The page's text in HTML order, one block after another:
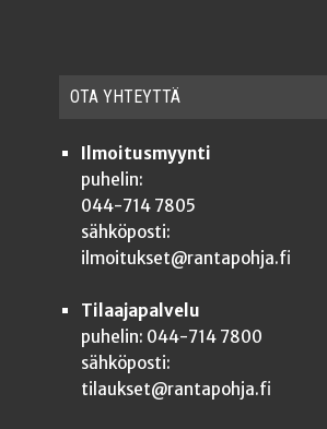
OTA YHTEYT­TÄ
Ilmoitusmyynti
puhelin:
044-714 7805
sähköposti:
ilmoitukset@rantapohja.fi
Tilaajapalvelu
puhelin: 044-714 7800
sähköposti:
tilaukset@rantapohja.fi